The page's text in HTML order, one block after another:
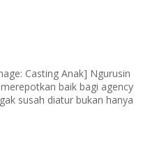
Casting Anak] Ngurusin
baik bagi agency
susah diatur bukan hanya